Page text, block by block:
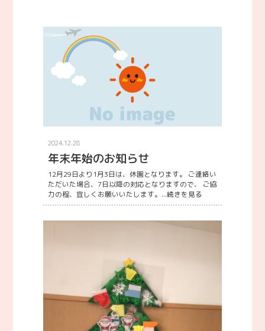
2024.12.28
年末年始のお知らせ
12月29日より1月3日は、休園となります。 ご連絡い
ただいた場合、7日以降の対応となりますので、 ご協
力の程、宜しくお願いいたします。...続きを見る